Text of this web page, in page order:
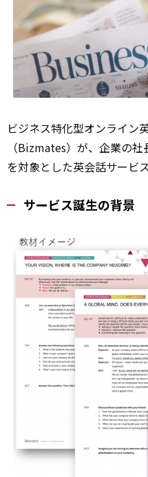
ビジネス特化型オンライン
（Bizmates）が、企業の
を対象とした英会話サービ
サービス誕生の背景